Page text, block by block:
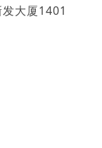
大厦1401